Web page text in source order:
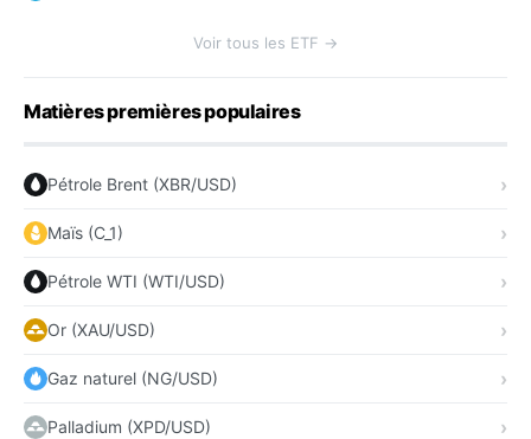
Voir tous les ETF →
Matières premières populaires
Pétrole Brent (XBR/USD)
Maïs (C_1)
Pétrole WTI (WTI/USD)
Or (XAU/USD)
Gaz naturel (NG/USD)
Palladium (XPD/USD)